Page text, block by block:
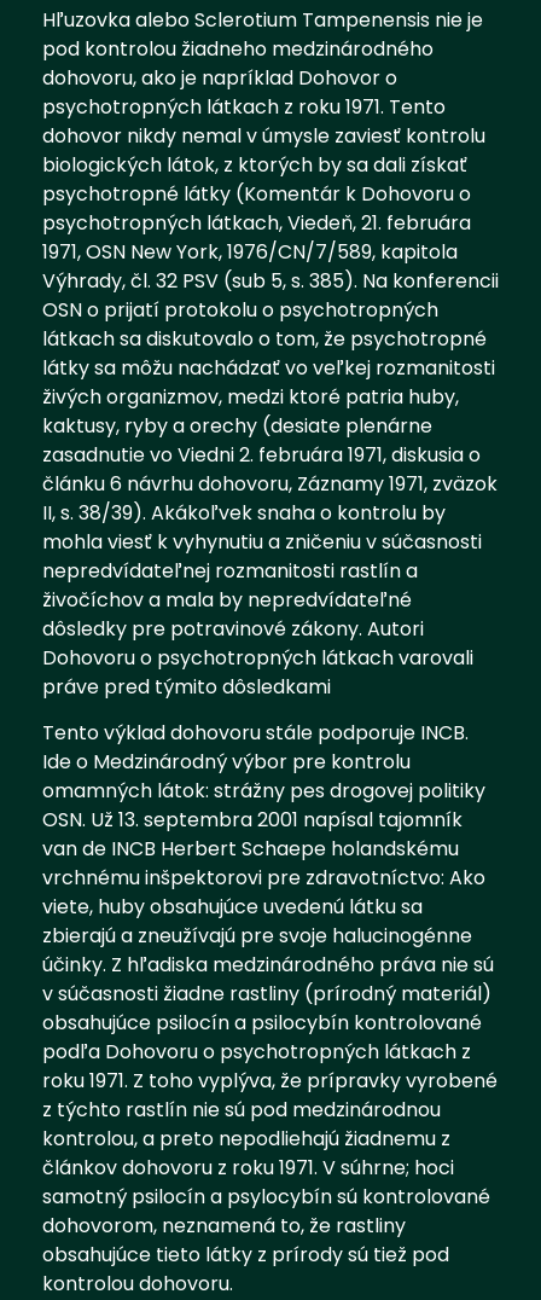
Hľuzovka alebo Sclerotium Tampenensis nie je
pod kontrolou žiadneho medzinárodného
dohovoru, ako je napríklad Dohovor o
psychotropných látkach z roku 1971. Tento
dohovor nikdy nemal v úmysle zaviesť kontrolu
biologických látok, z ktorých by sa dali získať
psychotropné látky (Komentár k Dohovoru o
psychotropných látkach, Viedeň, 21. februára
1971, OSN New York, 1976/CN/7/589, kapitola
Výhrady, čl. 32 PSV (sub 5, s. 385). Na konferencii
OSN o prijatí protokolu o psychotropných
látkach sa diskutovalo o tom, že psychotropné
látky sa môžu nachádzať vo veľkej rozmanitosti
živých organizmov, medzi ktoré patria huby,
kaktusy, ryby a orechy (desiate plenárne
zasadnutie vo Viedni 2. februára 1971, diskusia o
článku 6 návrhu dohovoru, Záznamy 1971, zväzok
II, s. 38/39). Akákoľvek snaha o kontrolu by
mohla viesť k vyhynutiu a zničeniu v súčasnosti
nepredvídateľnej rozmanitosti rastlín a
živočíchov a mala by nepredvídateľné
dôsledky pre potravinové zákony. Autori
Dohovoru o psychotropných látkach varovali
práve pred týmito dôsledkami
Tento výklad dohovoru stále podporuje INCB.
Ide o Medzinárodný výbor pre kontrolu
omamných látok: strážny pes drogovej politiky
OSN. Už 13. septembra 2001 napísal tajomník
van de INCB Herbert Schaepe holandskému
vrchnému inšpektorovi pre zdravotníctvo: Ako
viete, huby obsahujúce uvedenú látku sa
zbierajú a zneužívajú pre svoje halucinogénne
účinky. Z hľadiska medzinárodného práva nie sú
v súčasnosti žiadne rastliny (prírodný materiál)
obsahujúce psilocín a psilocybín kontrolované
podľa Dohovoru o psychotropných látkach z
roku 1971. Z toho vyplýva, že prípravky vyrobené
z týchto rastlín nie sú pod medzinárodnou
kontrolou, a preto nepodliehajú žiadnemu z
článkov dohovoru z roku 1971. V súhrne; hoci
samotný psilocín a psylocybín sú kontrolované
dohovorom, neznamená to, že rastliny
obsahujúce tieto látky z prírody sú tiež pod
kontrolou dohovoru.